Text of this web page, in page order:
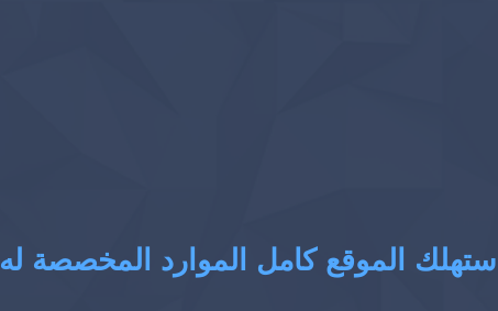
الموقع كامل الموارد المخصصة له